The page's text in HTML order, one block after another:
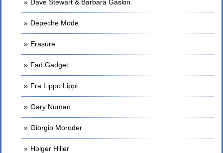
Dave Stewart & Barbara Gaskin
Depeche Mode
Erasure
Fad Gadget
Fra Lippo Lippi
Gary Numan
Giorgio Moroder
Holger Hiller